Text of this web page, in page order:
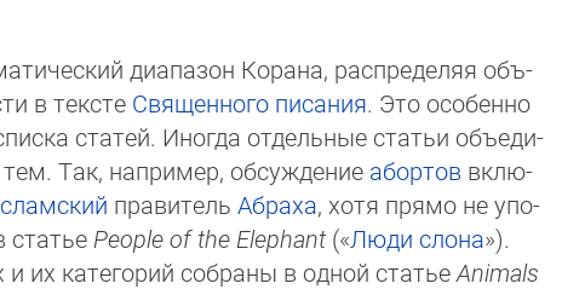
диапазон Корана, распределяя объ­
в тексте Священного писания. Это осо­бен­но
статей. Иногда отдельные ста­тьи объ­еди­
Так, например, обсуждение абортов вклю­
правитель Абраха, хотя прямо не упо­
статье People of the Elephant («Люди слона»).
их категорий собраны в одной статьеAni­mals